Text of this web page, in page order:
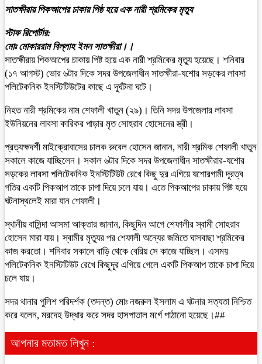
সাতক্ষীরায় পিকআপের চাকায় পিষ্ঠ হয়ে এক নারী শ্রমিকের মৃত্যু
স্টাফ রিপোর্টার:
মোঃ মোকাররাম বিল্লাহ ইমন সাতক্ষীরা।।
সাতক্ষীরায় পিকআপের চাকায় পিষ্ট হয়ে এক নারী শ্রমিকের মৃত্যু হয়েছে। শনিবার
(১৭ আগস্ট) ভোর ৬টার দিকে সদর উপজেলাধীন সাতক্ষীরা-যশোর সড়কের লাবসা
পলিটেকনিক ইনস্টিটিউটের কাছে এ দূর্ঘটনা ঘটে।
নিহত নারী শ্রমিকের নাম শেফালী খাতুন (২৯)। তিনি সদর উপজেলার লাবসা
ইউনিয়নের লাবসা কারিকর পাড়ার মৃত সোহরাব হোসেনের স্ত্রী।
প্রত্যক্ষদর্শী মাইক্রোবাসের চালক রুবেল হোসেন জানান, নারী শ্রমিক শেফালী খাতুন
সকালে কাজে যাচ্ছিলেন। সকাল ৬টার দিকে সদর উপজেলাধীন সাতক্ষীরার-যশোর
সড়কের লাবসা পলিটেকনিক ইনস্টিটিউট রেখে কিছু দুর এগিয়ে যশোরগামী দূরত্ব
গতির একটি পিকআপ তাকে চাপা দিয়ে চলে যায়। এতে পিকআপের চাকায় পিষ্ট হয়ে
ঘটনাস্থলেই মারা যান শেফালী।
স্থানীয় বাসিন্দা আসমা আক্তার জানান, কিছুদিন আগে শেফালীর স্বামী সোহরাব
হোসেন মারা যায়। স্বামীর মৃত্যুর পর শেফালী অন্যের জমিতে ঘাসবাছা শ্রমিকের
কাজ করতো। শনিবার সকালে বাড়ি থেকে বেরিয় সে কাজে যাচ্ছিল। এসময়
পলিটেকনিক ইনস্টিটিউট রেখে কিছুদূর এগিয়ে গেলে একটি পিকআপ তাকে চাপা দিয়ে
চলে যায়।
সদর থানার পুলিশ পরিদর্শক (তদন্ত) মোঃ নজরুল ইসলাম এ ঘটনার সত্যতা নিশ্চিত
করে বলেন, মরদেহ উদ্ধার করে সদর হাসপাতাল মর্গে পাঠানো হয়েছে।##
আপনার মতামত লিখুন :